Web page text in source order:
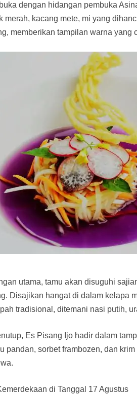
dengan hidangan pembuka
merah, kacang mete, mi yang
memberikan tampilan warna yang
utama, tamu akan disuguhi
Disajikan hangat di dalam kelapa
tradisional, ditemani nasi putih,
Es Pisang Ijo hadir dalam
pandan, sorbet frambozen, dan
di Tanggal 17 Agustus